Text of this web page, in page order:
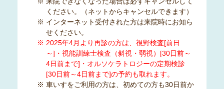
ください。（ネットからキャンセルできます）
※ インターネット受付された方は来院時にお知ら
せください。
※ 2025年4月より再診の方は、視野検査[前日
～]・視能訓練士検査（斜視・弱視）[30日前～
4日前まで]・オルソケラトロジーの定期検診
[30日前～4日前まで]の予約も取れます。
※ 車いすをご利用の方は、初めての方も30日前か